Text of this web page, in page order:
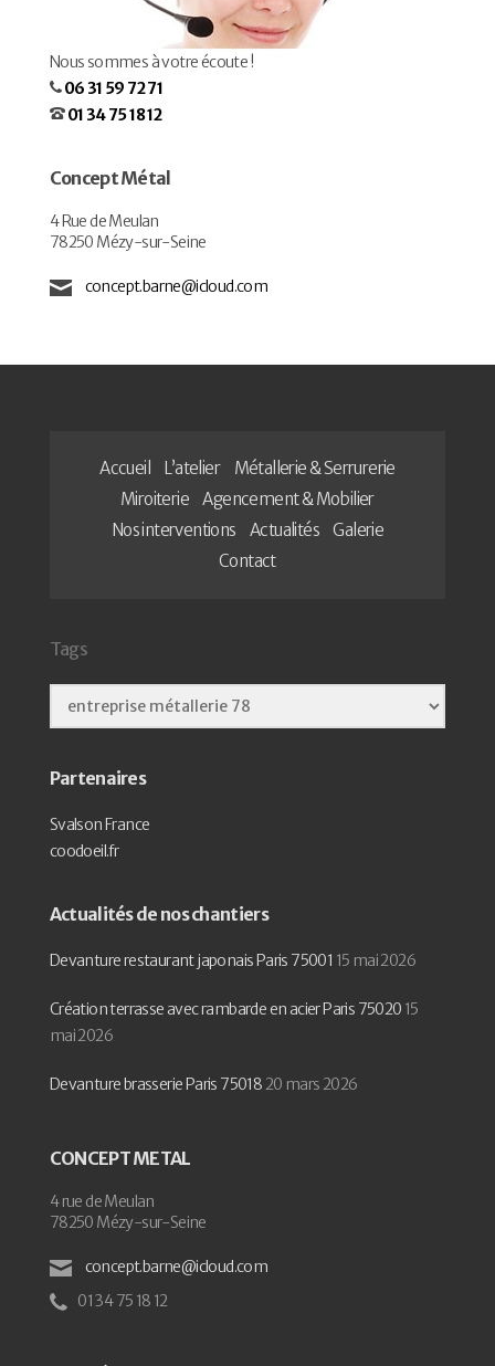
Nous sommes à votre écoute !
06 31 59 72 71
01 34 75 18 12
Concept Métal
4 Rue de Meulan
78250 Mézy-sur-Seine
concept.barne@icloud.com
Accueil L’atelier
Métallerie & Serrurerie
Miroiterie
Agencement & Mobilier
Nos interventions
Actualités
Galerie
Contact
Tags
Partenaires
Svalson France
coodoeil.fr
Actualités de nos chantiers
Devanture restaurant japonais Paris 75001 15 mai 2026
Création terrasse avec rambarde en acier Paris 75020 15
mai 2026
Devanture brasserie Paris 75018 20 mars 2026
CONCEPT METAL
4 rue de Meulan
78250 Mézy-sur-Seine
concept.barne@icloud.com
01 34 75 18 12